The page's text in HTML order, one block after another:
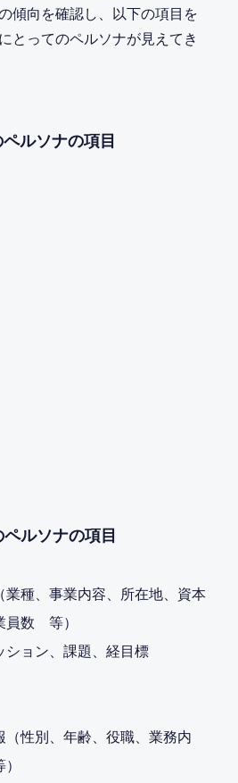
傾向を確認し、以下の項目を
とってのペルソナが見えてき
ルソナの項目
ルソナの項目
業種、事業内容、所在地、資本
員数 等）
ション、課題、経目標
（性別、年齢、役職、業務内